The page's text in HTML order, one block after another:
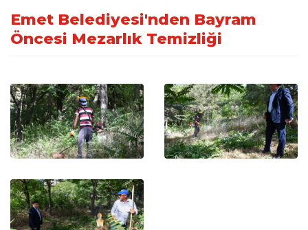
Emet Belediyesi'nden Bayram
Öncesi Mezarlık Temizliği